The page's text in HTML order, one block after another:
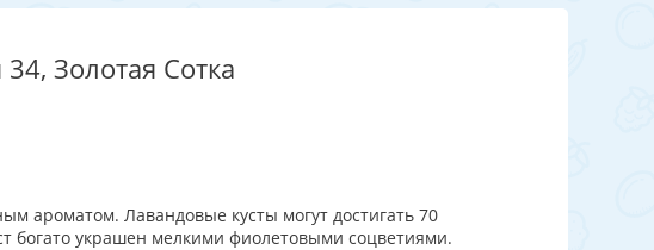
Золотая Сотка
ароматом. Лавандовые кусты могут достигать 70
богато украшен мелкими фиолетовыми соцветиями.